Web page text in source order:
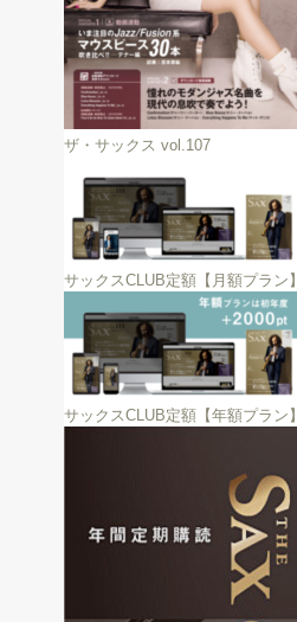
ザ・サックス vol.107
サックスCLUB定額【月額プラン】
サックスCLUB定額【年額プラン】